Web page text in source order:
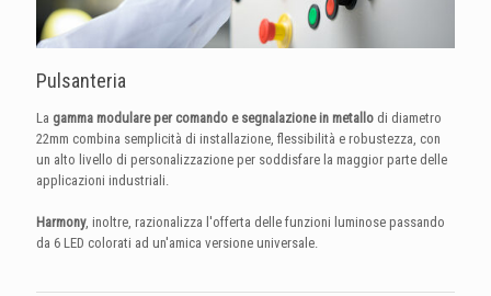
Pulsanteria
La gamma modulare per comando e segnalazione in metallo di diametro
22mm combina semplicità di installazione, flessibilità e robustezza, con
un alto livello di personalizzazione per soddisfare la maggior parte delle
applicazioni industriali.
Harmony, inoltre, razionalizza l'offerta delle funzioni luminose passando
da 6 LED colorati ad un'amica versione universale.